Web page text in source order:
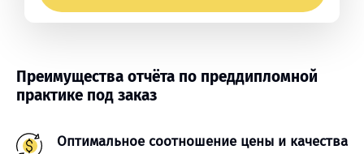
Преимущества отчёта по преддипломной
практике под заказ
Оптимальное соотношение цены и качества